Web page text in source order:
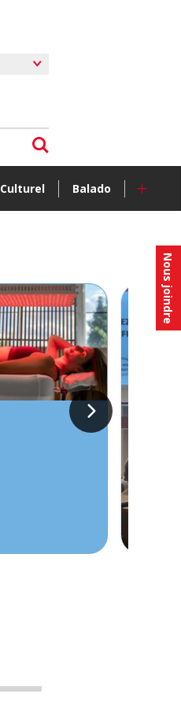
Nous joindre
Culturel Balado +